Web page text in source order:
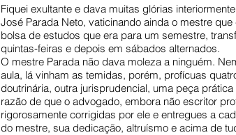
Fiquei exultante e dava muitas glórias
José Parada Neto, vaticinando ainda o mestre
bolsa de estudos que era para um semestre,
quintas-feiras e depois em sábados alternados.
O mestre Parada não dava moleza a ninguém.
aula, lá vinham as temidas, porém, profícuas
doutrinária, outra jurisprudencial, uma peça
razão de que o advogado, embora não escritor
rigorosamente corrigidas por ele e entregues a
do mestre, sua dedicação, altruísmo e acima de